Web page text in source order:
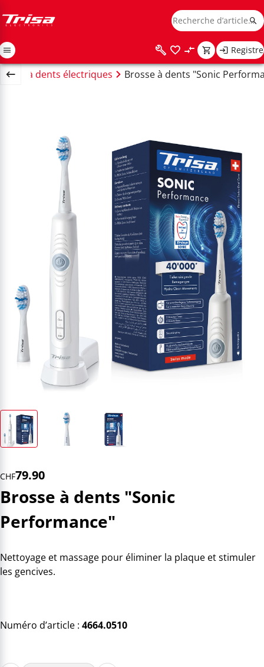
Registre
à dents électriques Brosse à dents "Sonic
CHF79.90
Brosse à dents "Sonic
Performance"
Nettoyage et massage pour éliminer la plaque et stimuler
les gencives.
Numéro d’article : 4664.0510